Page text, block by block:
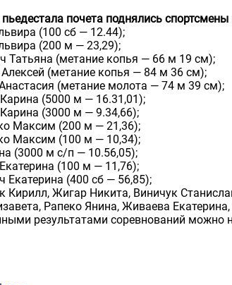
почета поднялись
(100 сб — 12.44);
(200 м — 23,29);
Татьяна (метание копья — 66 м 19 см);
(метание копья — 84 м 36 см);
(метание молота — 74 м 39 см);
(5000 м — 16.31,01);
(3000 м — 9.34,66);
Максим (200 м — 21,36);
Максим (100 м — 10,34);
(3000 м с/п — 10.56,05);
(100 м — 11,76);
Екатерина (400 сб — 56,85);
Кирилл, Жигар Никита, Виничук
Рапеко Янина, Живаева
результатами соревнований можно